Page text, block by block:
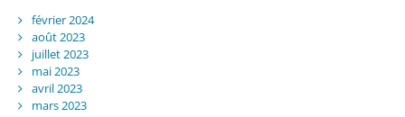
février 2024
août 2023
juillet 2023
mai 2023
avril 2023
mars 2023